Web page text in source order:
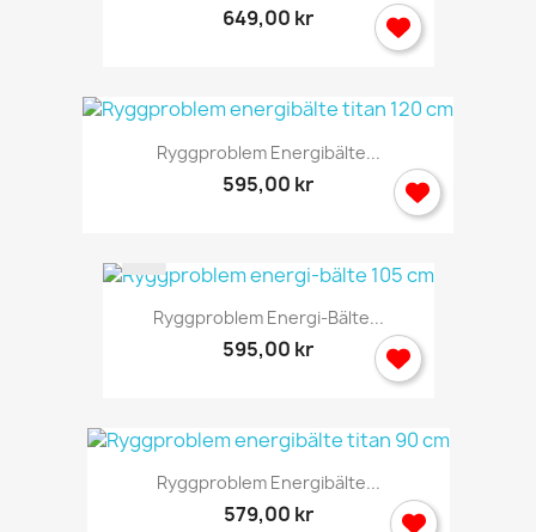
649,00 kr
Ryggproblem Energibälte...
595,00 kr
Ryggproblem Energi-Bälte...
595,00 kr
Ryggproblem Energibälte...
579,00 kr